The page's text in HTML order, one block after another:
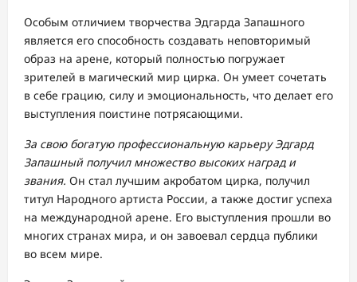
Особым отличием творчества Эдгарда Запашного
является его способность создавать неповторимый
образ на арене, который полностью погружает
зрителей в магический мир цирка. Он умеет сочетать
в себе грацию, силу и эмоциональность, что делает его
выступления поистине потрясающими.
За свою богатую профессиональную карьеру Эдгард
Запашный получил множество высоких наград и
звания. Он стал лучшим акробатом цирка, получил
титул Народного артиста России, а также достиг успеха
на международной арене. Его выступления прошли во
многих странах мира, и он завоевал сердца публики
во всем мире.